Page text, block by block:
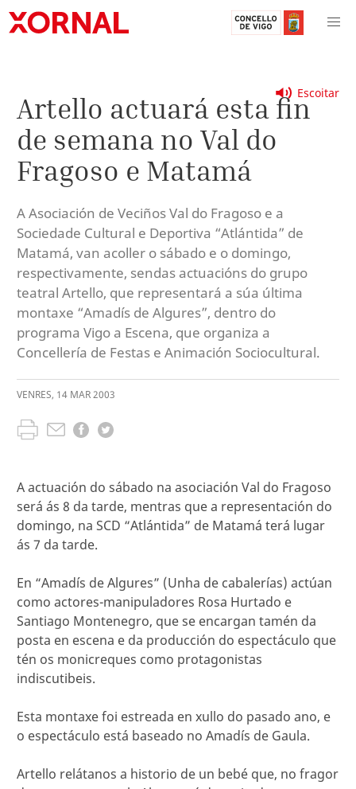
Escoitar
Artello actuará esta fin
de semana no Val do
Fragoso e Matamá
A Asociación de Veciños Val do Fragoso e a
Sociedade Cultural e Deportiva “Atlántida” de
Matamá, van acoller o sábado e o domingo,
respectivamente, sendas actuacións do grupo
teatral Artello, que representará a súa última
montaxe “Amadís de Algures”, dentro do
programa Vigo a Escena, que organiza a
Concellería de Festas e Animación Sociocultural.
VENRES, 14 MAR2003
A actuación do sábado na asociación Val do Fragoso
será ás 8 da tarde, mentras que a representación do
domingo, na SCD “Atlántida” de Matamá terá lugar
ás 7 da tarde.
En “Amadís de Algures” (Unha de cabalerías) actúan
como actores-manipuladores Rosa Hurtado e
Santiago Montenegro, que se encargan tamén da
posta en escena e da producción do espectáculo que
tén os monicreques como protagonistas
indiscutibeis.
Esta montaxe foi estreada en xullo do pasado ano, e
o espectáculo está baseado no Amadís de Gaula.
Artello relátanos a historio de un bebé que, no fragor